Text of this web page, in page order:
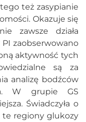
też zasypianie
Okazuje się
zawsze działa
zaobserwowano
aktywność tych
są za
analizę bodźców
W grupie GS
Świadczyła o
te regiony glukozy